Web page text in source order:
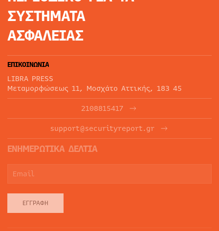
ΣΥΣΤΗΜΑΤΑ
ΑΣΦΑΛΕΙΑΣ
ΕΠΙΚΟΙΝΩΝΙΑ
LIBRA PRESS
Μεταμορφώσεως 11, Μοσχάτο Αττικής, 183 45
2108815417
support@securityreport.gr
ΕΝΗΜΕΡΩΤΙΚΑ ΔΕΛΤΙΑ
ΕΓΓΡΑΦΉ